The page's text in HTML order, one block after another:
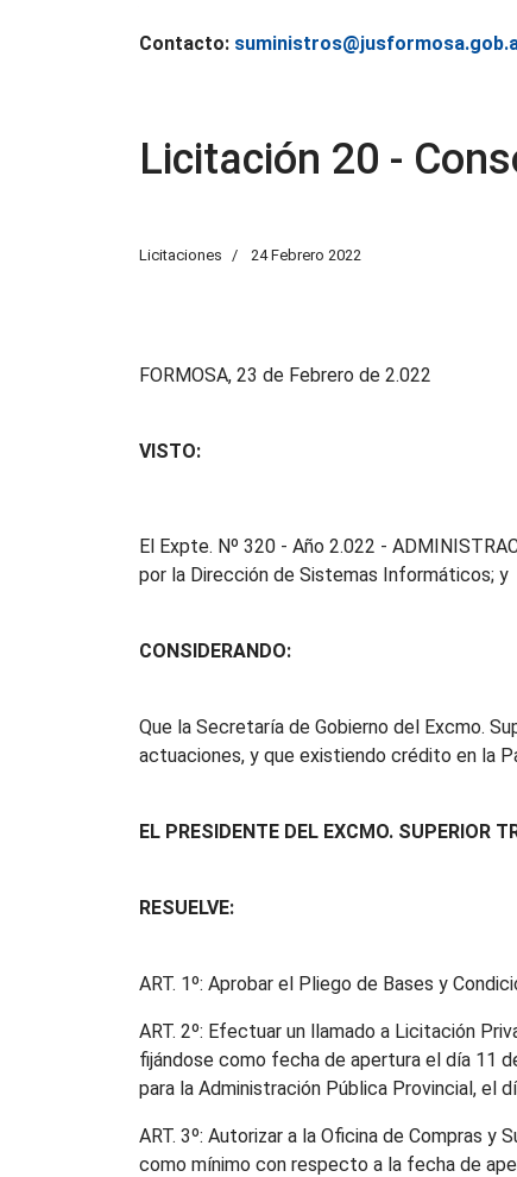
Contacto:
Licitación 20 -
Licitaciones 24 Febrero 2022
FORMOSA, 23 de Febrero de 2.022
VISTO:
El Expte. Nº 320 - Año 2.022 -
por la Dirección de Sistemas Informáticos; y
CONSIDERANDO:
Que la Secretaría de Gobierno del Excmo.
actuaciones, y que existiendo crédito en la
EL PRESIDENTE DEL EXCMO. SUPERIOR
RESUELVE:
ART. 1º: Aprobar el Pliego de Bases y
ART. 2º: Efectuar un llamado a Licitación
fijándose como fecha de apertura el día 11
para la Administración Pública Provincial, el
ART. 3º: Autorizar a la Oficina de Compras
como mínimo con respecto a la fecha de